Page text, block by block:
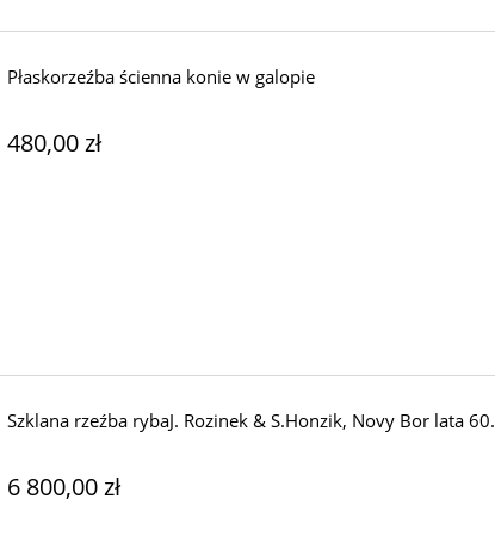
Płaskorzeźba ścienna konie w galopie
480,00 zł
Szklana rzeźba rybaJ. Rozinek & S.Honzik, Novy Bor lata 60.
6 800,00 zł